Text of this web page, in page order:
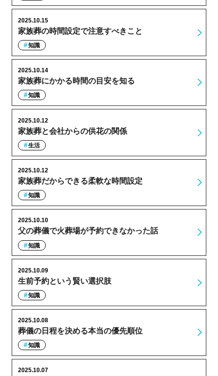
家族葬の時間設定で注意すべきこと
2025.10.15
知識
家族葬にかかる時間の目安を知る
2025.10.14
知識
家族葬と会社からの供花の関係
2025.10.12
生活
家族葬だからできる柔軟な時間設定
2025.10.12
知識
父の葬儀で火葬場が予約できなかった話
2025.10.10
知識
生前予約という賢い選択肢
2025.10.09
知識
葬儀の日程を決める本当の優先順位
2025.10.08
知識
2025.10.07